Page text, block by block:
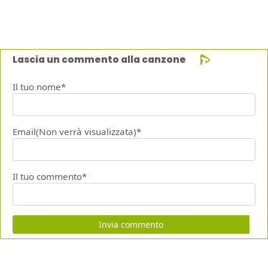
Lascia un commento alla canzone
Il tuo nome*
Email(Non verrà visualizzata)*
Il tuo commento*
Invia commento